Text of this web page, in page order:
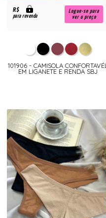
R$
para revenda
Logue-se para
ver o preço
101906 - CAMISOLA CONFORTAVÉL
EM LIGANETE E RENDA SBJ